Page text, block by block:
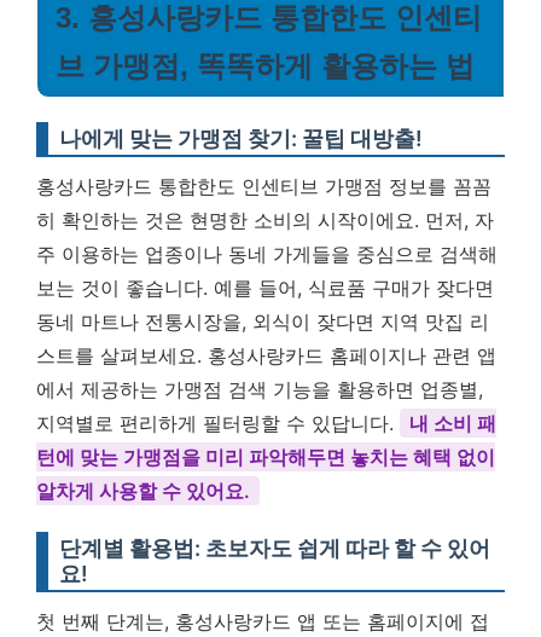
3. 홍성사랑카드 통합한도 인센티
브 가맹점, 똑똑하게 활용하는 법
나에게 맞는 가맹점 찾기: 꿀팁 대방출!
홍성사랑카드 통합한도 인센티브 가맹점 정보를 꼼꼼
히 확인하는 것은 현명한 소비의 시작이에요. 먼저, 자
주 이용하는 업종이나 동네 가게들을 중심으로 검색해
보는 것이 좋습니다. 예를 들어, 식료품 구매가 잦다면
동네 마트나 전통시장을, 외식이 잦다면 지역 맛집 리
스트를 살펴보세요. 홍성사랑카드 홈페이지나 관련 앱
에서 제공하는 가맹점 검색 기능을 활용하면 업종별,
지역별로 편리하게 필터링할 수 있답니다.
내 소비 패
턴에 맞는 가맹점을 미리 파악해두면 놓치는 혜택 없이
알차게 사용할 수 있어요.
단계별 활용법: 초보자도 쉽게 따라 할 수 있어
요!
첫 번째 단계는, 홍성사랑카드 앱 또는 홈페이지에 접